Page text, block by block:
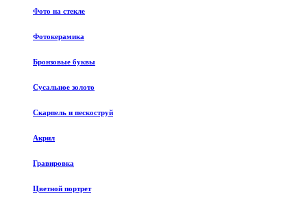
Фото на стекле
Фотокерамика
Бронзовые буквы
Сусальное золото
Скарпель и пескоструй
Акрил
Гравировка
Цветной портрет